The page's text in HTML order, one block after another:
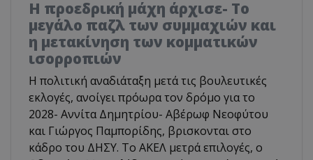
Η προεδρική μάχη άρχισε- Το
μεγάλο παζλ των συμμαχιών και
η μετακίνηση των κομματικών
ισορροπιών
Η πολιτική αναδιάταξη μετά τις βουλευτικές
εκλογές, ανοίγει πρόωρα τον δρόμο για το
2028- Αννίτα Δημητρίου- Αβέρωφ Νεοφύτου
και Γιώργος Παμπορίδης, βρισκονται στο
κάδρο του ΔΗΣΥ. Το ΑΚΕΛ μετρά επιλογές, ο